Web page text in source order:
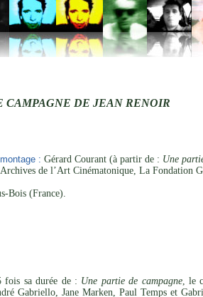
CAMPAGNE DE JEAN RENOIR
: Gérard Courant (à partir de : Une
de l’Art Cinématonique, La Fondation
Bois (France).
sa durée de : Une partie de campagne, le
Gabriello, Jane Marken, Paul Temps et